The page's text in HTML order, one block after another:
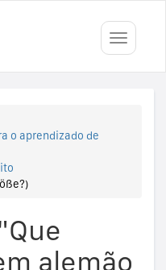
Toggle
o aprendizado de
alemão